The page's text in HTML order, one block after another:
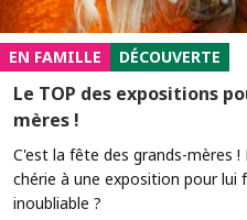
EN FAMILLE DÉCOUVERTE
Le TOP des expositions
mères !
C'est la fête des grands-mères
chérie à une exposition pour lui
inoubliable ?